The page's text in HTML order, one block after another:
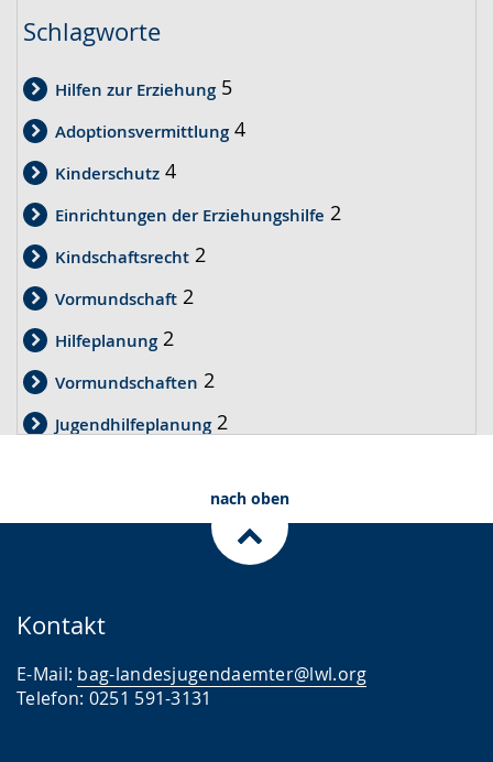
Schlagworte
Hilfen zur Erziehung 5
Adoptionsvermittlung 4
Kinderschutz 4
Einrichtungen der Erziehungshilfe 2
Kindschaftsrecht 2
Vormundschaft 2
Hilfeplanung 2
Vormundschaften 2
Jugendhilfeplanung 2
Öffentlichkeitsarbeit 2
Umgangsrecht
Grenzüberschreitende Unterbringung 1
nach oben
Kontakt
E-Mail: bag-landesjugendaemter@lwl.org
Telefon: 0251 591-3131